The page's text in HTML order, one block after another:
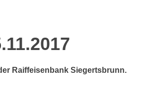
Raiffeisenbank Siegertsbrunn.